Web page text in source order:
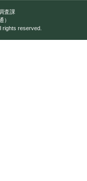
査課
）
rights reserved.